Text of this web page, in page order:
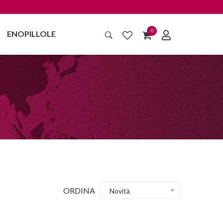
ENOPILLOLE 0
ORDINA Novità